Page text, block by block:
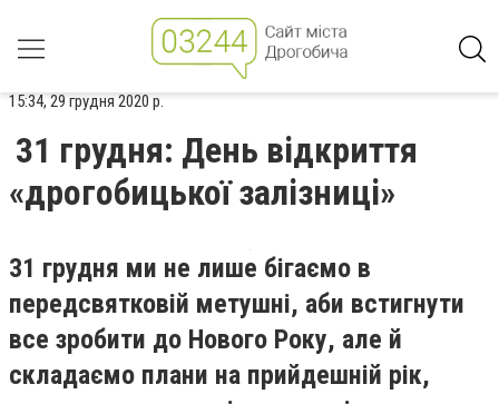
15:34, 29 грудня 2020 р.
31 грудня: День відкриття
«дрогобицької залізниці»
31 грудня ми не лише бігаємо в
передсвятковій метушні, аби встигнути
все зробити до Нового Року, але й
складаємо плани на прийдешній рік,